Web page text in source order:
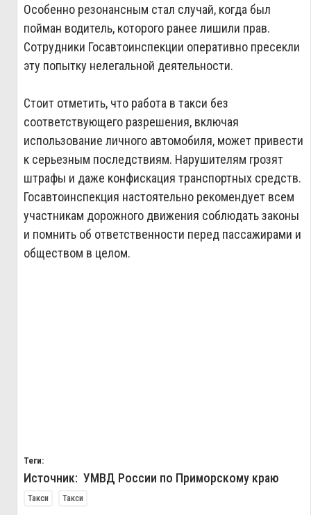
Особенно резонансным стал случай, когда был
пойман водитель, которого ранее лишили прав.
Сотрудники Госавтоинспекции оперативно пресекли
эту попытку нелегальной деятельности.
Стоит отметить, что работа в такси без
соответствующего разрешения, включая
использование личного автомобиля, может привести
к серьезным последствиям. Нарушителям грозят
штрафы и даже конфискация транспортных средств.
Госавтоинспекция настоятельно рекомендует всем
участникам дорожного движения соблюдать законы
и помнить об ответственности перед пассажирами и
обществом в целом.
Теги:
Источник: УМВД России по Приморскому краю
Такси Такси